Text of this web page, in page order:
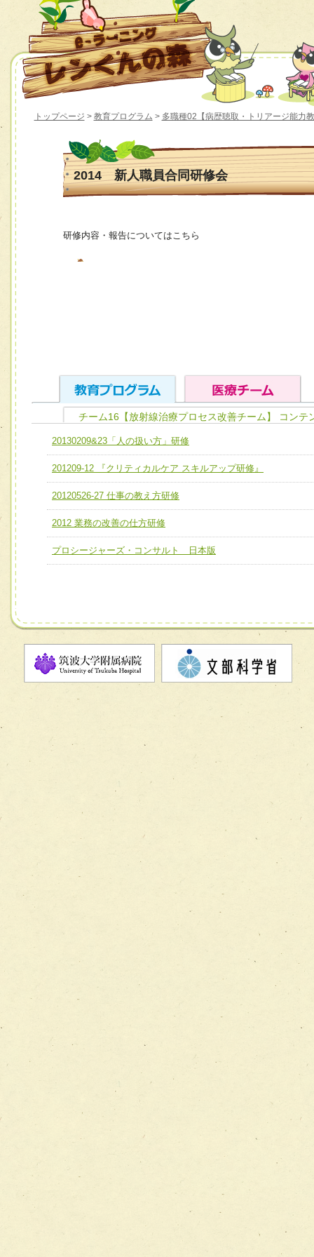
トップページ > 教育プログラム > 多職種02【病歴聴取・トリアージ能力
2014 新人職員合同研修会
研修内容・報告についてはこちら
ユニット１ 医療人としての基礎能力
全人的医療を実践する医療人として、必要な基礎能力を身
ける
ユニット２ チーム医療構成力
必要に応じて柔軟に医療チームを組織し、強調できる
ユニット３ 多職種連携力
他職種の視点とスキルを学び、相互理解と連携を深める
チーム01【病院内横断的問題解決チーム】
チーム02【地域医療連携推進による高度医療を必要とする
宅患者等支援チーム】
チーム03【癌患者服薬サポートチーム】
チーム04【口腔ケアチーム】
チーム07【病院職員に対する院内感染対策教育チーム】
チーム08【地域関係機関と連携した小児リハビリテーショ
チーム】
チーム09【術前から始める周術期リハビリテーションチー
チーム11【摂食・嚥下サポートチーム】
チーム12【こどもの食育支援チーム】
チーム16【放射線治療プロセス改善チーム】 コンテ
20130209&23「人の扱い方」研修
201209-12 『クリティカルケア スキルアップ研修』
20120526-27 仕事の教え方研修
2012 業務の改善の仕方研修
プロシージャーズ・コンサルト 日本版